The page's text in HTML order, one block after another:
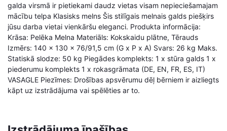
galda virsmā ir pietiekami daudz vietas visam nepieciešamajam
mācību telpa Klasisks melns Šis stilīgais melnais galds piešķirs
jūsu darba vietai vienkāršu eleganci. Produkta informācija:
Krāsa: Pelēka Melna Materiāls: Kokskaidu plātne, Tērauds
Izmērs: 140 x 130 x 76/91,5 cm (G x P x A) Svars: 26 kg Maks.
Statiskā slodze: 50 kg Piegādes komplekts: 1 x stūra galds 1 x
piederumu komplekts 1 x rokasgrāmata (DE, EN, FR, ES, IT)
VASAGLE Piezīmes: Drošības apsvērumu dēļ bērniem ir aizliegts
kāpt uz izstrādājuma vai spēlēties ar to.